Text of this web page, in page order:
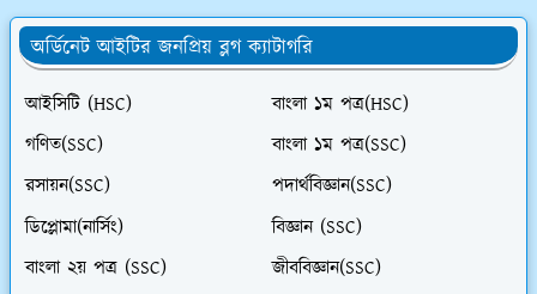
অর্ডিনেট আইটির জনপ্রিয় ব্লগ ক্যাটাগরি
আইসিটি (HSC)
বাংলা ১ম পত্র(HSC)
গণিত(SSC)
বাংলা ১ম পত্র(SSC)
রসায়ন(SSC)
পদার্থবিজ্ঞান(SSC)
ডিপ্লোমা(নার্সিং)
বিজ্ঞান (SSC)
বাংলা ২য় পত্র (SSC)
জীববিজ্ঞান(SSC)